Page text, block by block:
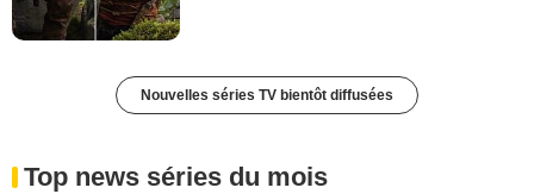
Nouvelles séries TV bientôt diffusées
Top news séries du mois